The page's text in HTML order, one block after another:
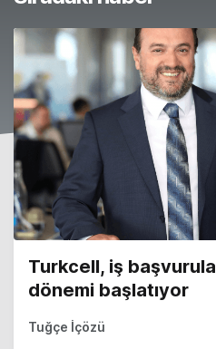
Turkcell, iş
dönemi başlatıyor
Tuğçe İçözü